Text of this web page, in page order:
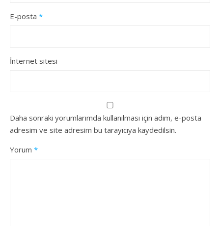
E-posta *
İnternet sitesi
Daha sonraki yorumlarımda kullanılması için adım, e-posta
adresim ve site adresim bu tarayıcıya kaydedilsin.
Yorum *